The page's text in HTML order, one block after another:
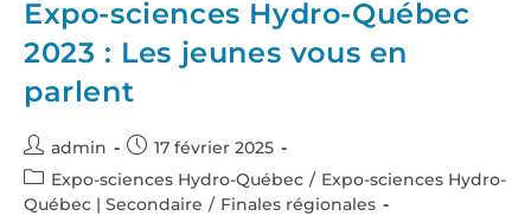
Expo-sciences Hydro-Québec
2023 : Les jeunes vous en
parlent
admin
17 février 2025
Expo-sciences Hydro-Québec / Expo-sciences Hydro-
Québec | Secondaire / Finales régionales